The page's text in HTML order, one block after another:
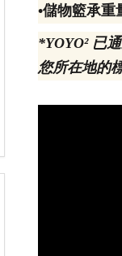
•儲物籃承重
*YOYO² 已
您所在地的